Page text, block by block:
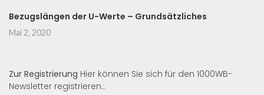
Bezugslängen der U-Werte – Grundsätzliches
Mai 2, 2020
Zur Registrierung Hier können Sie sich für den 1000WB-
Newsletter registrieren.: